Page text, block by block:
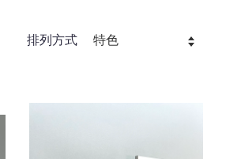
排列方式